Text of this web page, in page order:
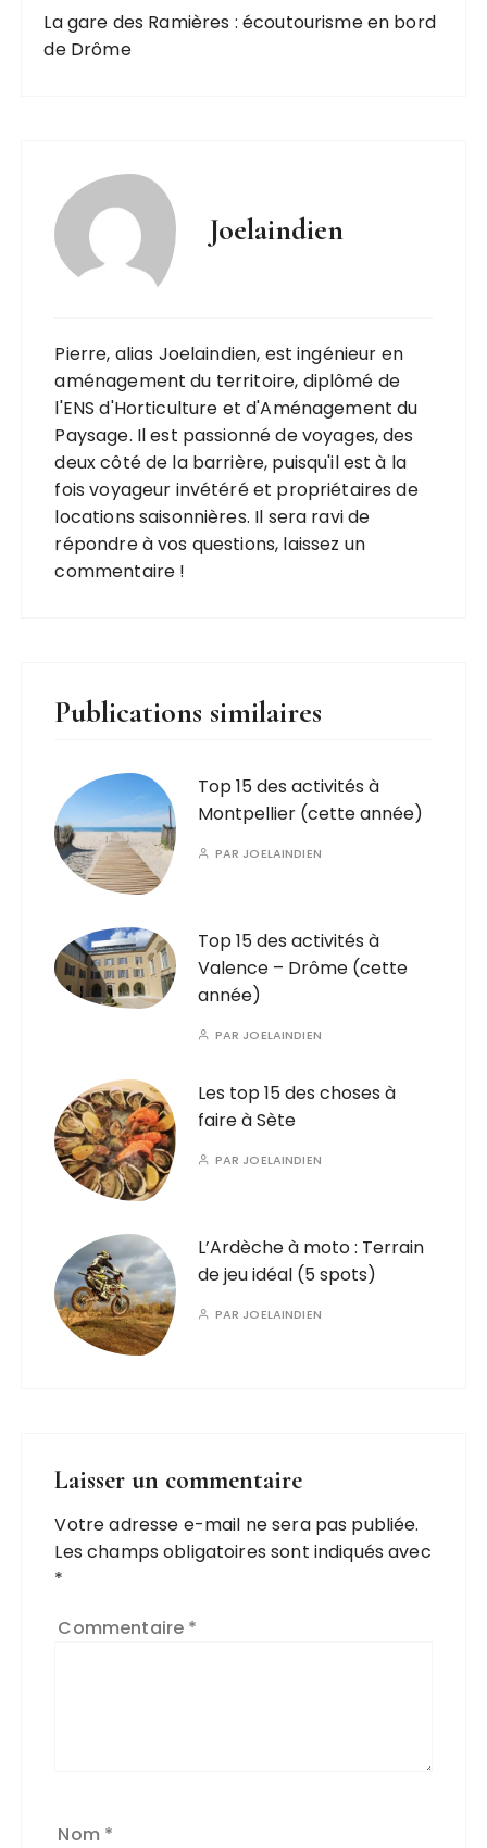
La gare des Ramières : écoutourisme en bord
de Drôme
Joelaindien
Pierre, alias Joelaindien, est ingénieur en
aménagement du territoire, diplômé de
l'ENS d'Horticulture et d'Aménagement du
Paysage. Il est passionné de voyages, des
deux côté de la barrière, puisqu'il est à la
fois voyageur invétéré et propriétaires de
locations saisonnières. Il sera ravi de
répondre à vos questions, laissez un
commentaire !
Publications similaires
Top 15 des activités à
Montpellier (cette année)
PAR JOELAINDIEN
Top 15 des activités à
Valence – Drôme (cette
année)
PAR JOELAINDIEN
Les top 15 des choses à
faire à Sète
PAR JOELAINDIEN
L’Ardèche à moto : Terrain
de jeu idéal (5 spots)
PAR JOELAINDIEN
Laisser un commentaire
Votre adresse e-mail ne sera pas publiée.
Les champs obligatoires sont indiqués avec
*
Commentaire *
Nom *